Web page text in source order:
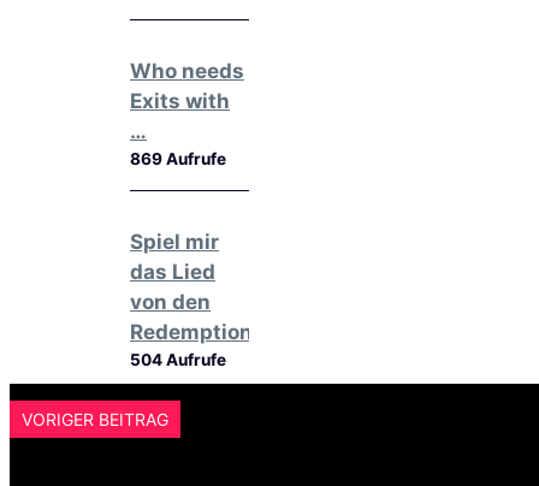
Who needs
Exits with
…
869 Aufrufe
Spiel mir
das Lied
von den
Redemptions
504 Aufrufe
VORIGER BEITRAG